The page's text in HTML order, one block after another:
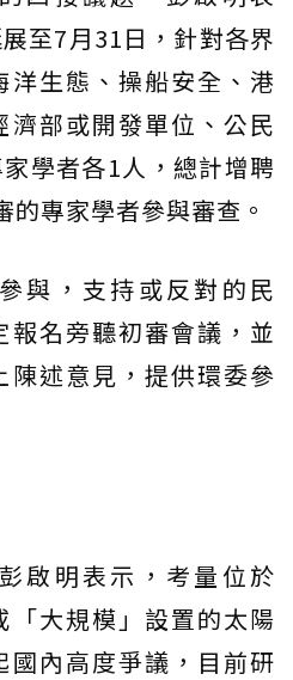
至7月31日，針對各界
生態、操船安全、港
部或開發單位、公民
學者各1人，總計增聘
專家學者參與審查。
與，支持或反對的民
名旁聽初審會議，並
述意見，提供環委參
啟明表示，考量位於
「大規模」設置的太陽
國內高度爭議，目前研